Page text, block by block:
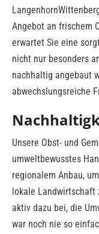
Angebot an frischem
erwartet Sie eine
nicht nur besonders
nachhaltig angebaut
abwechslungsreiche
Unsere Obst- und
umweltbewusstes
regionalem Anbau,
lokale Landwirtschaft
aktiv dazu bei, die
war noch nie so